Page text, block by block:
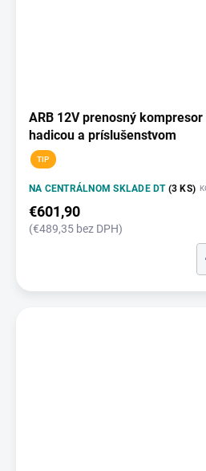
ARB 12V prenosný
hadicou a príslušenstvom
TIP
NA CENTRÁLNOM SKLADE DT (3 KS)
€601,90
(€489,35 bez DPH)